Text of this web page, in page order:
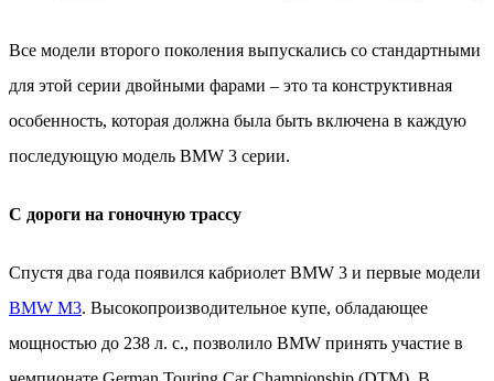
Все модели второго поколения выпускались со стандартными
для этой серии двойными фарами – это та конструктивная
особенность, которая должна была быть включена в каждую
последующую модель BMW 3 серии.
С дороги на гоночную трассу
Спустя два года появился кабриолет BMW 3 и первые модели
BMW M3. Высокопроизводительное купе, обладающее
мощностью до 238 л. с., позволило BMW принять участие в